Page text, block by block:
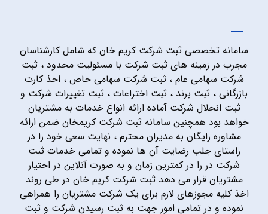
سامانه تخصصی ثبت شرکت کریم خان که شامل کارشناسان
مجرب در زمینه های ثبت شرکت با مسئولیت محدود ، ثبت
شرکت سهامی عام ، ثبت شرکت سهامی خاص ، اخذ کارت
بازرگانی ، ثبت برند ، ثبت اختراعات ، ثبت تغییرات شرکت و
ثبت انحلال شرکت آماده ارائه انواع خدمات به مشتریان
خواهد بود همچنین سامانه ثبت شرکت کریمخان ضمن ارائه
مشاوره رایگان به مدیران محترم ، نهایت سعی خود را در
راستای جلب رضایت آن ها نموده و تمامی خدمات ثبت
شرکت در را در کمترین زمان و به صورت آنلاین در اختیار
مشتریان قرار می دهد.ثبت شرکت کریم خان در طی روند
اخذ کلیه مجوزهای لازم برای یک شرکت مشتریان را همراهی
نموده و در تمامی امور جهت به ثبت رسیدن شرکت و ثبت